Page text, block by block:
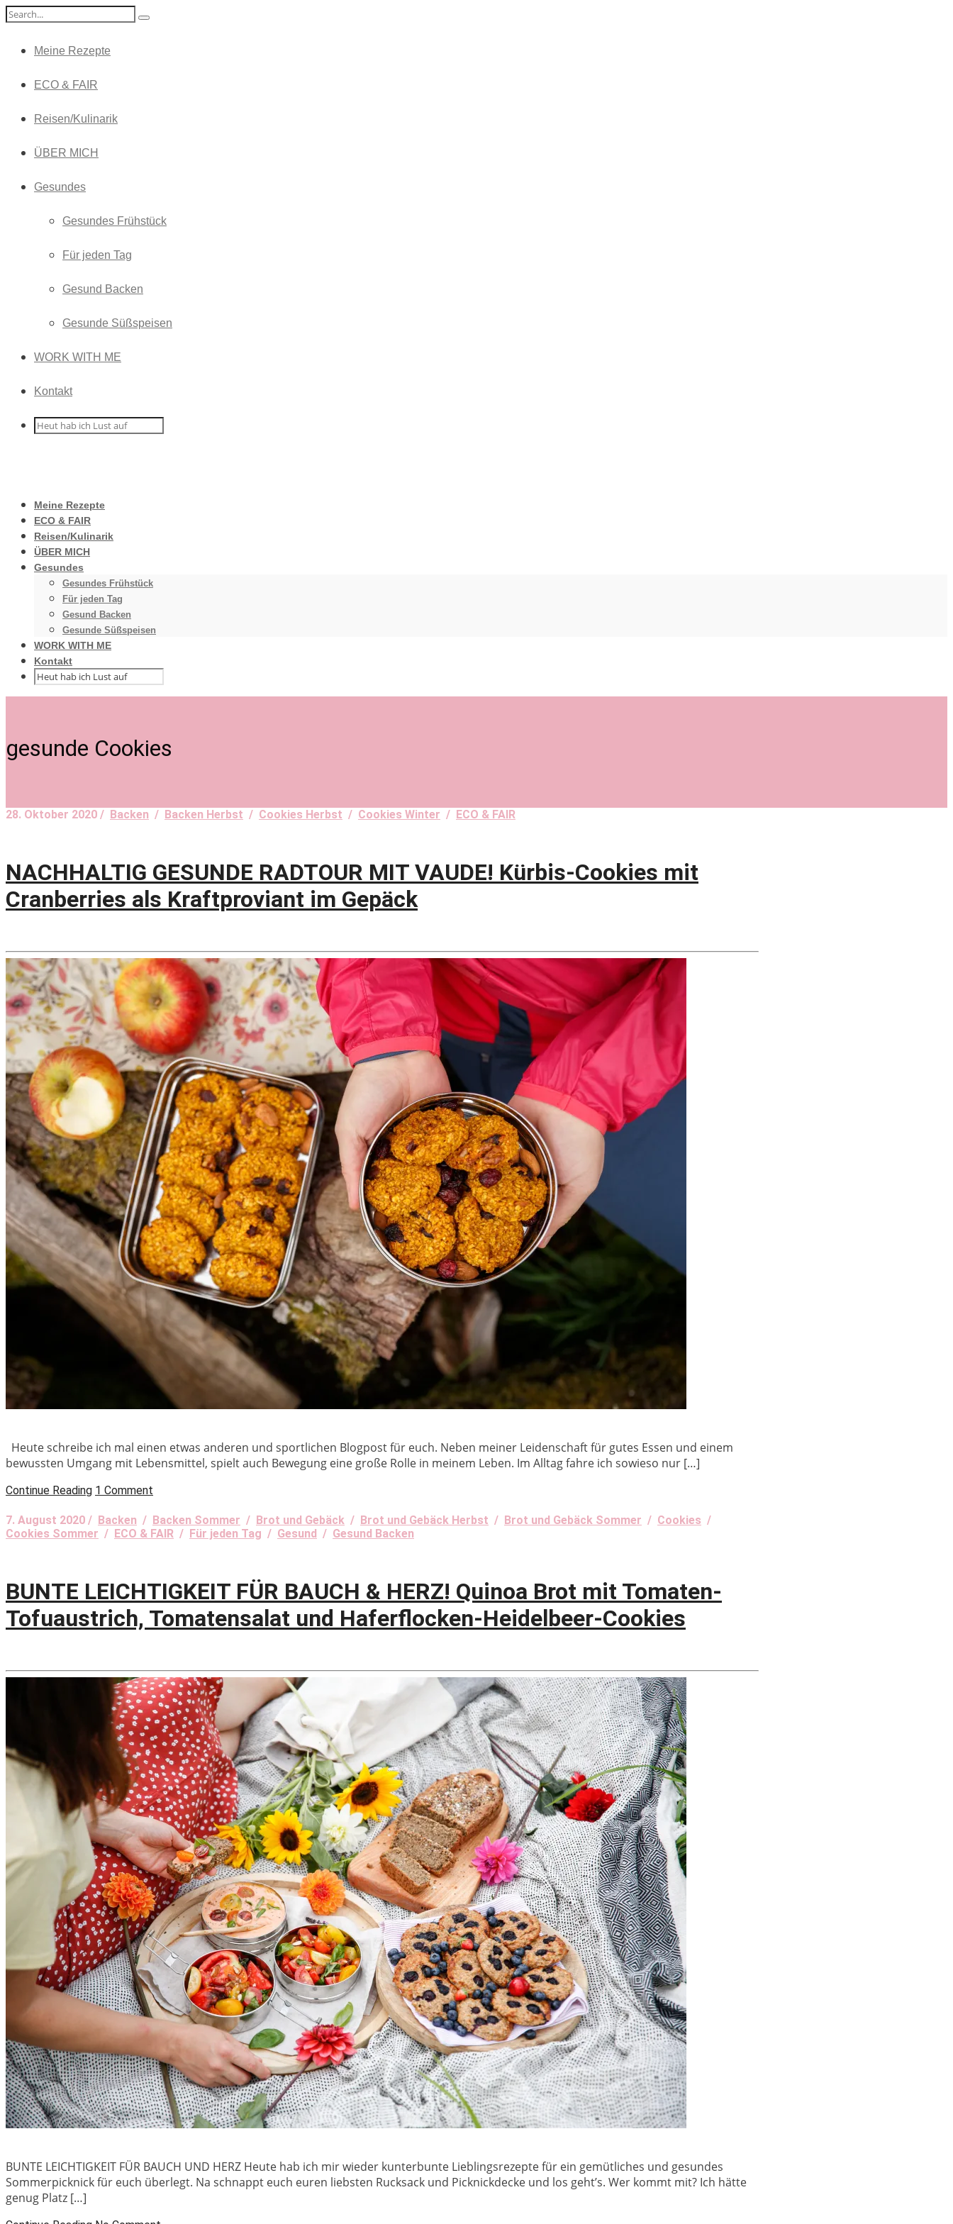
Meine Rezepte
ECO & FAIR
Reisen/Kulinarik
ÜBER MICH
Gesundes
Gesundes Frühstück
Für jeden Tag
Gesund Backen
Gesunde Süßspeisen
WORK WITH ME
Kontakt
Meine Rezepte
ECO & FAIR
Reisen/Kulinarik
ÜBER MICH
Gesundes
Gesundes Frühstück
Für jeden Tag
Gesund Backen
Gesunde Süßspeisen
WORK WITH ME
Kontakt
gesunde Cookies
28. Oktober 2020 / Backen / Backen Herbst / Cookies Herbst / Cookies Winter / ECO & FAIR
NACHHALTIG GESUNDE RADTOUR MIT VAUDE! Kürbis-Cookies mit
Cranberries als Kraftproviant im Gepäck
Heute schreibe ich mal einen etwas anderen und sportlichen Blogpost für euch. Neben meiner Leidenschaft für gutes Essen und einem
bewussten Umgang mit Lebensmittel, spielt auch Bewegung eine große Rolle in meinem Leben. Im Alltag fahre ich sowieso nur […]
Continue Reading 1 Comment
7. August 2020 / Backen / Backen Sommer / Brot und Gebäck / Brot und Gebäck Herbst / Brot und Gebäck Sommer / Cookies /
Cookies Sommer / ECO & FAIR / Für jeden Tag / Gesund / Gesund Backen
BUNTE LEICHTIGKEIT FÜR BAUCH & HERZ! Quinoa Brot mit Tomaten-
Tofuaustrich, Tomatensalat und Haferflocken-Heidelbeer-Cookies
BUNTE LEICHTIGKEIT FÜR BAUCH UND HERZ Heute hab ich mir wieder kunterbunte Lieblingsrezepte für ein gemütliches und gesundes
Sommerpicknick für euch überlegt. Na schnappt euch euren liebsten Rucksack und Picknickdecke und los geht’s. Wer kommt mit? Ich hätte
genug Platz […]